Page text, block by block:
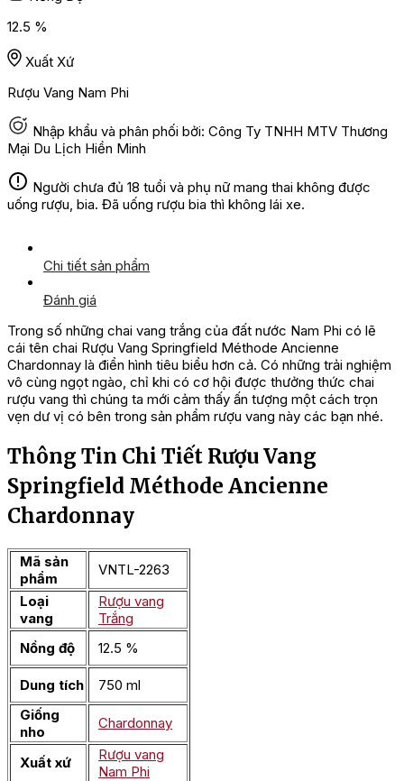
12.5 %
Xuất Xứ
Rượu Vang Nam Phi
Nhập khẩu và phân phối bởi: Công Ty TNHH MTV Thương
Mại Du Lịch Hiền Minh
Người chưa đủ 18 tuổi và phụ nữ mang thai không được
uống rượu, bia. Đã uống rượu bia thì không lái xe.
Chi tiết sản phẩm
Đánh giá
Trong số những chai vang trắng của đất nước Nam Phi có lẽ
cái tên chai Rượu Vang Springfield Méthode Ancienne
Chardonnay là điển hình tiêu biểu hơn cả. Có những trải nghiệm
vô cùng ngọt ngào, chỉ khi có cơ hội được thưởng thức chai
rượu vang thì chúng ta mới cảm thấy ấn tượng một cách trọn
vẹn dư vị có bên trong sản phẩm rượu vang này các bạn nhé.
Thông Tin Chi Tiết Rượu Vang
Springfield Méthode Ancienne
Chardonnay
Mã sản
phẩm
VNTL-2263
Loại
vang
Rượu vang
Trắng
Nồng độ
12.5 %
Dung tích
750 ml
Giống
nho
Chardonnay
Xuất xứ
Rượu vang
Nam Phi